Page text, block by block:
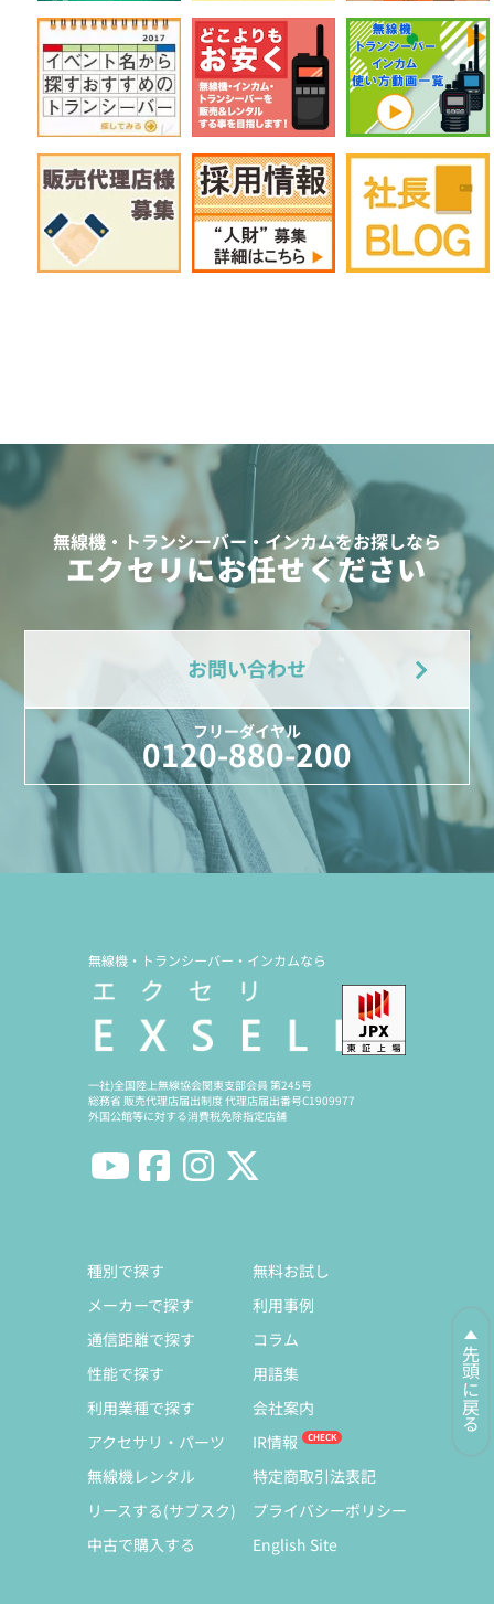
無線機・トランシーバー・インカムをお探しなら
エクセリにお任せください
お問い合わせ
フリーダイヤル
0120-880-200
先頭に戻る
無線機・トランシーバー・インカムなら
一社)全国陸上無線協会関東支部会員 第245号
総務省 販売代理店届出制度 代理店届出番号C1909977
外国公館等に対する消費税免除指定店舗
種別で探す
メーカーで探す
通信距離で探す
性能で探す
利用業種で探す
アクセサリ・パーツ
無線機レンタル
リースする(サブスク)
中古で購入する
無料お試し
利用事例
コラム
用語集
会社案内
IR情報
特定商取引法表記
プライバシーポリシー
English Site